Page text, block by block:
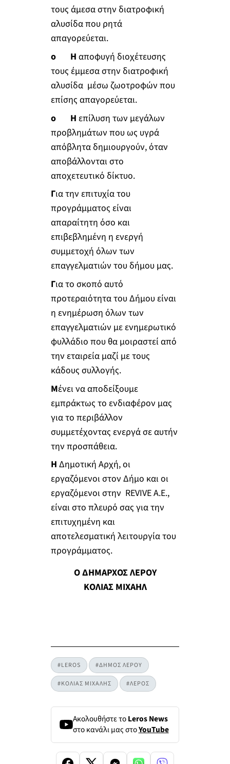
τους άμεσα στην διατροφική
αλυσίδα που ρητά
απαγορεύεται.
o Η αποφυγή διοχέτευσης
τους έμμεσα στην διατροφική
αλυσίδα μέσω ζωοτροφών που
επίσης απαγορεύεται.
o Η επίλυση των μεγάλων
προβλημάτων που ως υγρά
απόβλητα δημιουργούν, όταν
αποβάλλονται στο
αποχετευτικό δίκτυο.
Για την επιτυχία του
προγράμματος είναι
απαραίτητη όσο και
επιβεβλημένη η ενεργή
συμμετοχή όλων των
επαγγελματιών του δήμου μας.
Για το σκοπό αυτό
προτεραιότητα του Δήμου είναι
η ενημέρωση όλων των
επαγγελματιών με ενημερωτικό
φυλλάδιο που θα μοιραστεί από
την εταιρεία μαζί με τους
κάδους συλλογής.
Μένει να αποδείξουμε
εμπράκτως το ενδιαφέρον μας
για το περιβάλλον
συμμετέχοντας ενεργά σε αυτήν
την προσπάθεια.
Η Δημοτική Αρχή, οι
εργαζόμενοι στον Δήμο και οι
εργαζόμενοι στην REVIVE A.E.,
είναι στο πλευρό σας για την
επιτυχημένη και
αποτελεσματική λειτουργία του
προγράμματος.
Ο ΔΗΜΑΡΧΟΣ ΛΕΡΟΥ
ΚΟΛΙΑΣ ΜΙΧΑΗΛ
#LEROS #ΔΗΜΟΣ ΛΕΡΟΥ
#ΚΟΛΙΑΣ ΜΙΧΑΛΗΣ #ΛΕΡΟΣ
Ακολουθήστε τοLeros News
στο κανάλι μας στοYouTube